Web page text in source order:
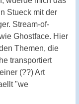
Stueck mit der
Stream-of-
Ghostface. Hier
Themen, die
transportiert
(??) Art
"we